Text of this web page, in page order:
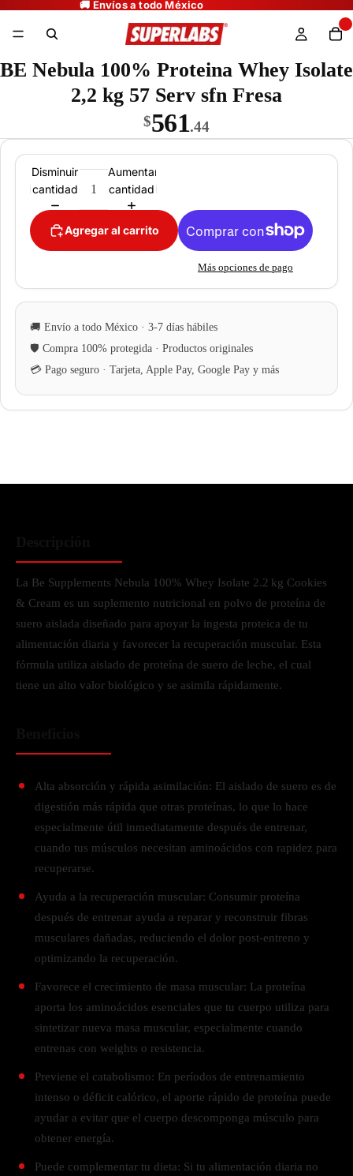
BE Nebula 100% Proteina Whey Isolate
2,2 kg 57 Serv sfn Fresa
$561.44
Disminuir
cantidad
Aumentar
cantidad
Agregar al carrito
Más opciones de pago
La Be Supplements Nebula 100% Whey Isolate 2.2 kg Cookies
& Cream es un suplemento nutricional en polvo de proteína de
suero aislada diseñado para apoyar la ingesta proteica de tu
alimentación diaria y favorecer la recuperación muscular. Esta
fórmula utiliza aislado de proteína de suero de leche, el cual
tiene un alto valor biológico y se asimila rápidamente.
Alta absorción y rápida asimilación: El aislado de suero es de
digestión más rápida que otras proteínas, lo que lo hace
especialmente útil inmediatamente después de entrenar,
cuando tus músculos necesitan aminoácidos con rapidez para
recuperarse.
Ayuda a la recuperación muscular: Consumir proteína
después de entrenar ayuda a reparar y reconstruir fibras
musculares dañadas, reduciendo el dolor post-entreno y
optimizando la recuperación.
Favorece el crecimiento de masa muscular: La proteína
aporta los aminoácidos esenciales que tu cuerpo utiliza para
sintetizar nueva masa muscular, especialmente cuando
entrenas con weights o resistencia.
Previene el catabolismo: En períodos de entrenamiento
intenso o déficit calórico, el aporte rápido de proteína puede
ayudar a evitar que el cuerpo descomponga músculo para
obtener energía.
Puede complementar tu dieta: Si tu alimentación diaria no